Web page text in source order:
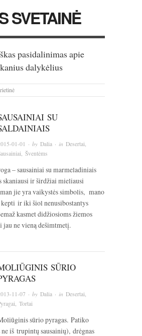
SVETAINĖ
pasidalinimas apie
dalykėlius
SU
01-01 · by Dalia · in Desertai,
,Šventėms
– sausainiai su marmeladiniais
skaniausi ir širdžiai mieliausi
jie yra vaikystės simbolis, mano
ir iki šiol nenusibostantys
kasmet didžiosioms žiemos
jau ne vieną dešimtmetį.
SŪRIO
11-07 · by Dalia · in Desertai
,Tortai
sūrio pyragas. Patiko
iš trupintų sausainių), drėgnas